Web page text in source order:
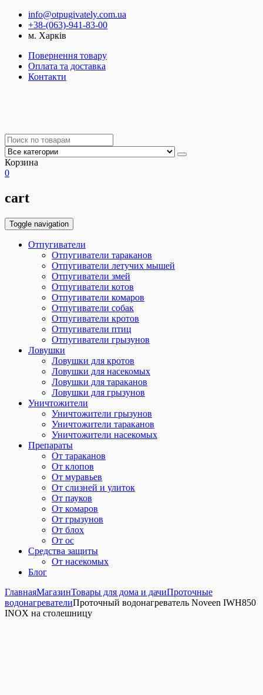
info@otpugivately.com.ua
+38-(063)-941-83-00
м. Харків
Повернення товару
Оплата та доставка
Контакти
Корзина
0
cart
Toggle navigation
Отпугиватели
Отпугиватели тараканов
Отпугиватели летучих мышей
Отпугиватели змей
Отпугиватели котов
Отпугиватели комаров
Отпугиватели собак
Отпугиватели кротов
Отпугиватели птиц
Отпугиватели грызунов
Ловушки
Ловушки для кротов
Ловушки для насекомых
Ловушки для тараканов
Ловушки для грызунов
Уничтожители
Уничтожители грызунов
Уничтожители тараканов
Уничтожители насекомых
Препараты
От тараканов
От клопов
От муравьев
От слизней и улиток
От пауков
От комаров
От грызунов
От блох
От ос
Средства защиты
От насекомых
Блог
ГлавнаяМагазинТовары для дома и дачиПроточные
водонагревателиПроточный водонагреватель Noveen IWH850
INOX на столешницу